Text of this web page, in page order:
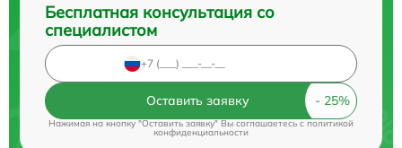
Бесплатная консультация со
специалистом
Оставить заявку
Нажимая на кнопку "Оставить заявку" Вы соглашаетесь cполитикой
конфиденциальности